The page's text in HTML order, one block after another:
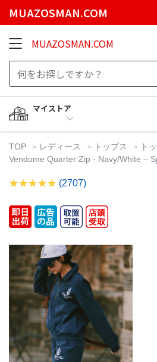
MUAZOSMAN.COM
MUAZOSMAN.COM
マイストア
TOP レディース トップス
ト
Vendome Quarter Zip - Navy/White –
(2707)